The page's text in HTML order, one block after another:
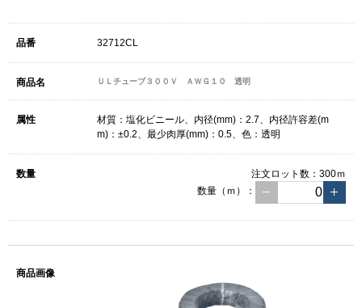
32712CL
ＵＬチューブ３００Ｖ ＡＷＧ１０ 透明
材質：塩化ビニール、内径(mm)：2.7、内径許容差(m
m)：±0.2、最少肉厚(mm)：0.5、色：透明
注文ロット数： 300ｍ
数量（ｍ）：